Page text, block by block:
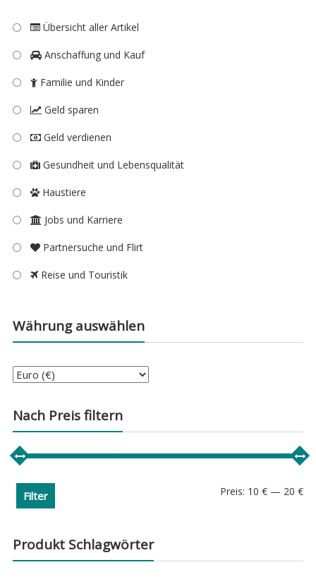
Übersicht aller Artikel
Anschaffung und Kauf
Familie und Kinder
Geld sparen
Geld verdienen
Gesundheit und Lebensqualität
Haustiere
Jobs und Karriere
Partnersuche und Flirt
Reise und Touristik
Währung auswählen
Nach Preis filtern
Filter Preis: 10 € — 20 €
Produkt Schlagwörter